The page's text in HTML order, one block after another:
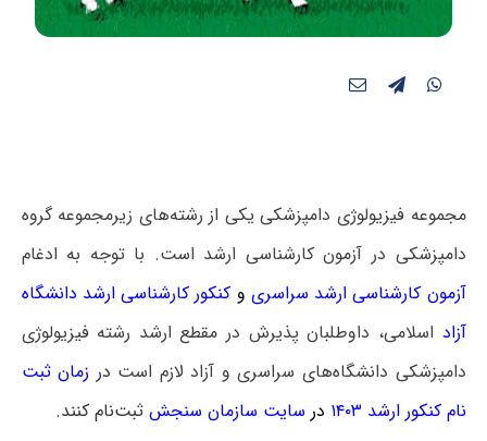
مجموعه فیزیولوژی دامپزشکی یکی از رشته‌های زیرمجموعه گروه
دامپزشکی در آزمون کارشناسی ارشد است. با توجه به ادغام
آزمون کارشناسی ارشد سراسری و کنکور کارشناسی ارشد دانشگاه
آزاد اسلامی، داوطلبان پذیرش در مقطع ارشد رشته فیزیولوژی
دامپزشکی دانشگاه‌های سراسری و آزاد لازم است در زمان ثبت
نام کنکور ارشد ۱۴۰۳
در سایت سازمان سنجش ثبت‌نام کنند.